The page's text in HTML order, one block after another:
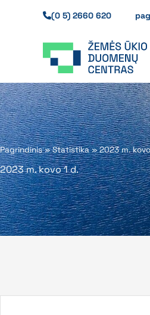
(0 5) 2660 620
Pagrindinis»Statistika»2023 m.
2023 m. kovo 1 d.